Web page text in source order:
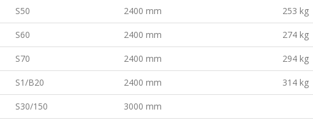
S50 2400 mm 253 kg
S60 2400 mm 274 kg
S70 2400 mm 294 kg
S1/B20 2400 mm 314 kg
S30/150 3000 mm